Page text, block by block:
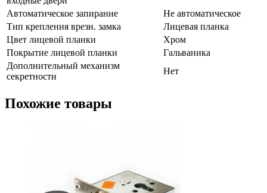
Автоматическое запирание
Не автоматическое
Тип крепления врезн. замка
Лицевая планка
Цвет лицевой планки
Хром
Покрытие лицевой планки
Гальваника
Дополнительный механизм
секретности
Нет
Похожие товары